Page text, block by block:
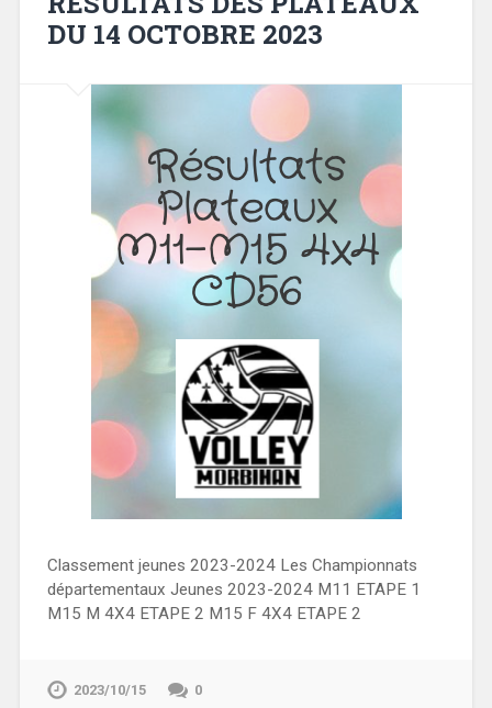
DU 14 OCTOBRE 2023
Classement jeunes 2023-2024 Les Championnats
départementaux Jeunes 2023-2024 M11 ETAPE 1
M15 M 4X4 ETAPE 2 M15 F 4X4 ETAPE 2
2023/10/15 0